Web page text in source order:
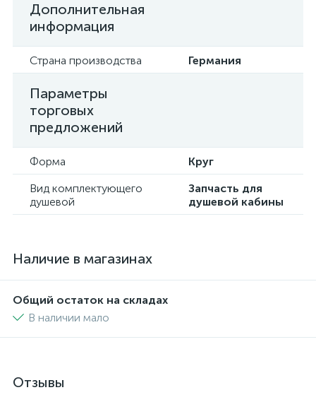
Дополнительная
информация
Страна производства Германия
Параметры
торговых
предложений
Форма
Круг
Вид комплектующего
душевой
Запчасть для
душевой кабины
Наличие в магазинах
Общий остаток на складах
В наличии мало
Отзывы